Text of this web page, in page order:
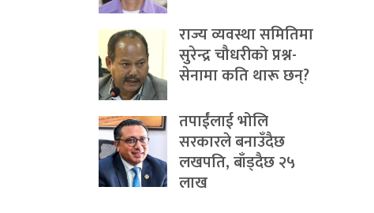
राज्य व्यवस्था समितिमा
सुरेन्द्र चौधरीको प्रश्न-
सेनामा कति थारू छन्?
तपाईंलाई भोलि
सरकारले बनाउँदैछ
लखपति, बाँड्दैछ २५
लाख